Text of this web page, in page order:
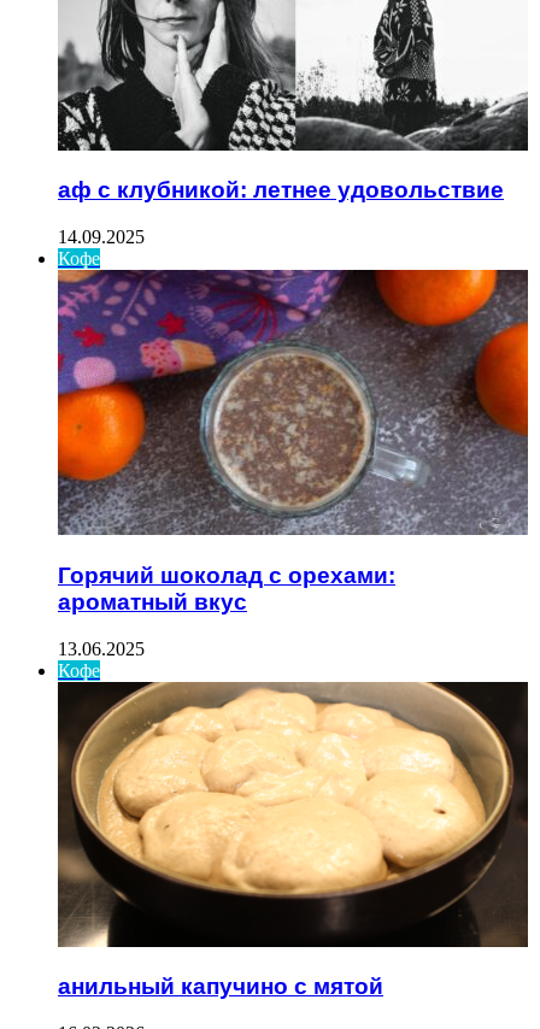
аф с клубникой: летнее удовольствие
14.09.2025
Кофе
Горячий шоколад с орехами:
ароматный вкус
13.06.2025
Кофе
анильный капучино с мятой